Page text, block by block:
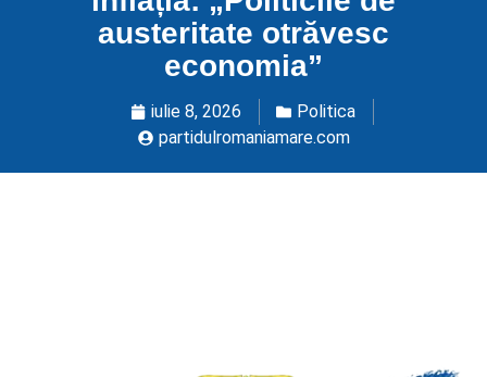
austeritate otrăvesc
economia”
iulie 8, 2026
Politica
partidulromaniamare.com